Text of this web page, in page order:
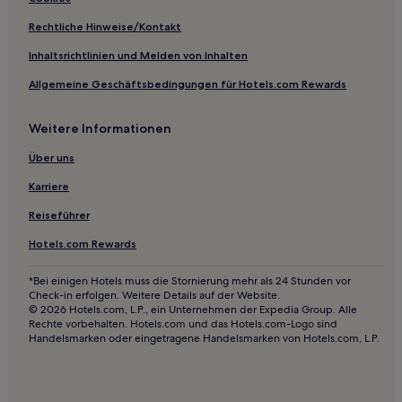
Hotels nahe U-Bahn-Station Gambetta
L'europe: Hotels
Hotels nahe Yves Saint Laurent Paris Museum
Arts-Et-Métiers: Hotels
Hotels nahe U-Bahn-Station Les Halles
Hotels nahe Gebäude der Guten Kinder
Quartier de l’Horloge: Hotels
Hotels nahe Rue de Rivoli
Hotels nahe Marché aux Puces de Saint-Ouen
Hotels nahe Collège de France
Hotels nahe Musée du Luxembourg
Hotels nahe Comédie-Française
Rechtliche Hinweise/Kontakt
Inhaltsrichtlinien und Melden von Inhalten
Allgemeine Geschäftsbedingungen für Hotels.com Rewards
Weitere Informationen
Über uns
Karriere
Reiseführer
Hotels.com Rewards
*Bei einigen Hotels muss die Stornierung mehr als 24 Stunden vor
Check-in erfolgen. Weitere Details auf der Website.
© 2026 Hotels.com, L.P., ein Unternehmen der Expedia Group. Alle
Rechte vorbehalten. Hotels.com und das Hotels.com-Logo sind
Handelsmarken oder eingetragene Handelsmarken von Hotels.com, L.P.